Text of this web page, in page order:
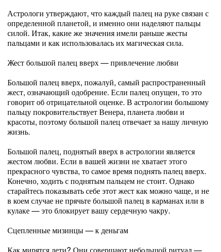
Астрологи утверждают, что каждый палец на руке связан с
определенной планетой, и именно они наделяют пальцы
силой. Итак, какие же значения имели раньше жесты
пальцами и как использовалась их магическая сила.
Жест большой палец вверх — привлечение любви
Большой палец вверх, пожалуй, самый распространенный
жест, означающий одобрение. Если палец опущен, то это
говорит об отрицательной оценке. В астрологии большому
пальцу покровительствует Венера, планета любви и
красоты, поэтому большой палец отвечает за нашу личную
жизнь.
Большой палец, поднятый вверх в астрологии является
жестом любви. Если в вашей жизни не хватает этого
прекрасного чувства, то самое время поднять палец вверх.
Конечно, ходить с поднятым пальцем не стоит. Однако
старайтесь показывать себе этот жест как можно чаще, и не
в коем случае не прячьте большой палец в карманах или в
кулаке — это блокирует вашу сердечную чакру.
Сцепленные мизинцы — к деньгам